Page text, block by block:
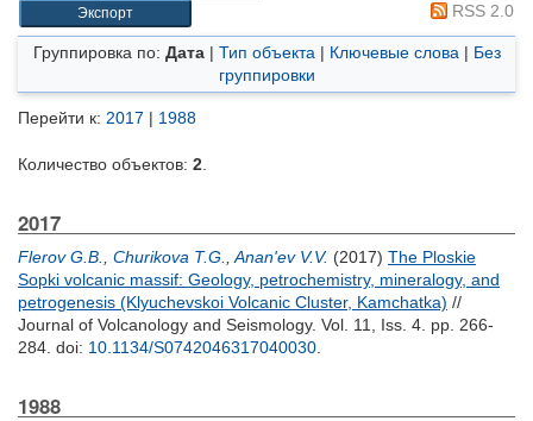
RSS 2.0
Группировка по: Дата| Тип объекта | Ключевые слова | Без
группировки
Перейти к: 2017 | 1988
Количество объектов: 2
2017
Flerov G.B. Churikova T.G. Anan'ev V.V. (2017) The Ploskie
Sopki volcanic massif: Geology, petrochemistry, mineralogy, and
petrogenesis (Klyuchevskoi Volcanic Cluster, Kamchatka) //
Journal of Volcanology and Seismology. Vol. 11, Iss. 4. pp. 266-
284. doi: 10.1134/S0742046317040030
1988